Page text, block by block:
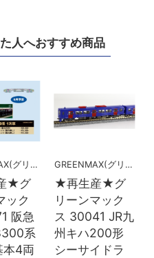
人へおすすめ商品
GREENMAX(グリーンマックス）
★グ
ック
阪急
系
本4両
GREENMAX(グリーンマックス）
★再生産★グ
リーンマック
ス 30041 JR九
州キハ200形
シーサイドラ